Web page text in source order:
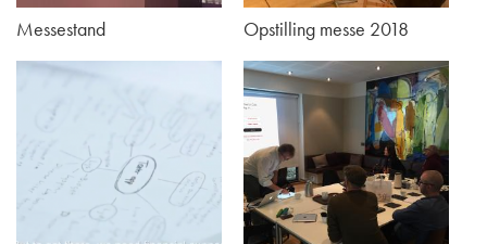
Messestand Opstilling messe 2018